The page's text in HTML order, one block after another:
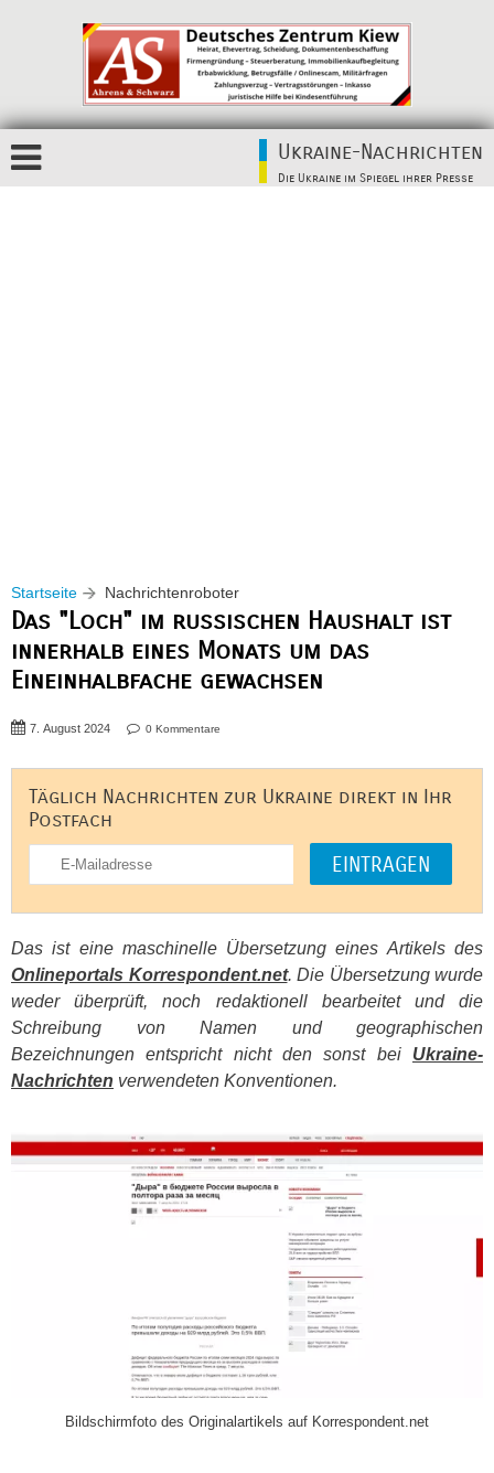
Ukraine-Nachrichten
Die Ukraine im Spiegel ihrer Presse
Startseite Nachrichtenroboter
Das "Loch" im russischen Haushalt ist
innerhalb eines Monats um das
Eineinhalbfache gewachsen
7. August 2024 0 Kommentare
Täglich Nachrichten zur Ukraine direkt in Ihr
Postfach
Das ist eine maschinelle Übersetzung eines Artikels des
Onlineportals Korrespondent.net. Die Übersetzung wurde
weder überprüft, noch redaktionell bearbeitet und die
Schreibung von Namen und geographischen
Bezeichnungen entspricht nicht den sonst bei Ukraine-
Nachrichten verwendeten Konventionen.
Bildschirmfoto des Originalartikels auf Korrespondent.net